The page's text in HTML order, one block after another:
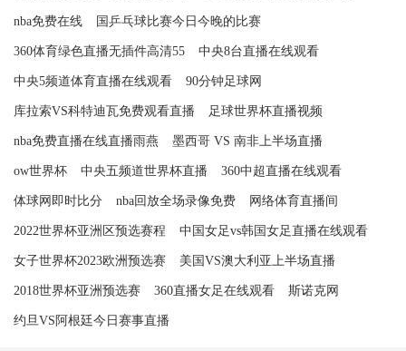
nba免费在线 国乒乓球比赛今日今晚的比赛
360体育绿色直播无插件高清55 中央8台直播在线观看
中央5频道体育直播在线观看 90分钟足球网
库拉索VS科特迪瓦免费观看直播 足球世界杯直播视频
nba免费直播在线直播雨燕 墨西哥 VS 南非上半场直播
ow世界杯 中央五频道世界杯直播 360中超直播在线观看
体球网即时比分 nba回放全场录像免费 网络体育直播间
2022世界杯亚洲区预选赛程 中国女足vs韩国女足直播在线观看
女子世界杯2023欧洲预选赛 美国VS澳大利亚上半场直播
2018世界杯亚洲预选赛 360直播女足在线观看 斯诺克网
约旦VS阿根廷今日赛事直播